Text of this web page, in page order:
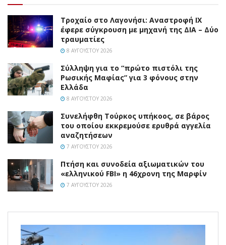
Τροχαίο στο Λαγονήσι: Αναστροφή ΙΧ
έφερε σύγκρουση με μηχανή της ΔΙΑ – Δύο
τραυματίες
8 ΑΥΓΟΎΣΤΟΥ 2026
Σύλληψη για το “πρώτο πιστόλι της
Ρωσικής Μαφίας” για 3 φόνους στην
Ελλάδα
8 ΑΥΓΟΎΣΤΟΥ 2026
Συνελήφθη Τούρκος υπήκοος, σε βάρος
του οποίου εκκρεμούσε ερυθρά αγγελία
αναζητήσεων
7 ΑΥΓΟΎΣΤΟΥ 2026
Πτήση και συνοδεία αξιωματικών του
«ελληνικού FBI» η 46χρονη της Μαρφίν
7 ΑΥΓΟΎΣΤΟΥ 2026